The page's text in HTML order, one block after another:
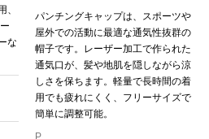
、
な
パンチングキャップは、スポーツや
屋外での活動に最適な通気性抜群の
帽子です。レーザー加工で作られた
通気口が、髪や地肌を隠しながら涼
しさを保ちます。軽量で長時間の着
用でも疲れにくく、フリーサイズで
簡単に調整可能。
P